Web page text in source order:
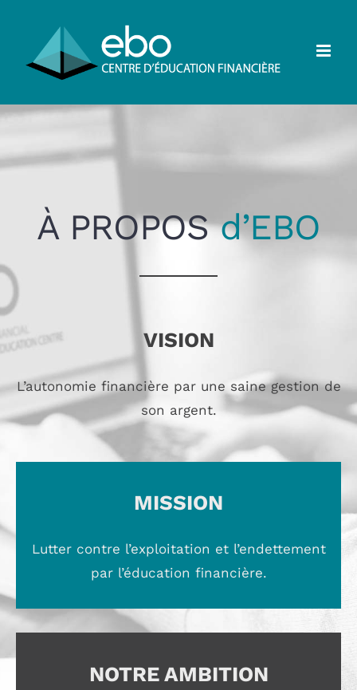
contenu
À PROPOSd’EBO
VISION
L’autonomie financière par une saine gestion de
son argent.
MISSION
Lutter contre l’exploitation et l’endettement
par l’éducation financière.
NOTRE AMBITION